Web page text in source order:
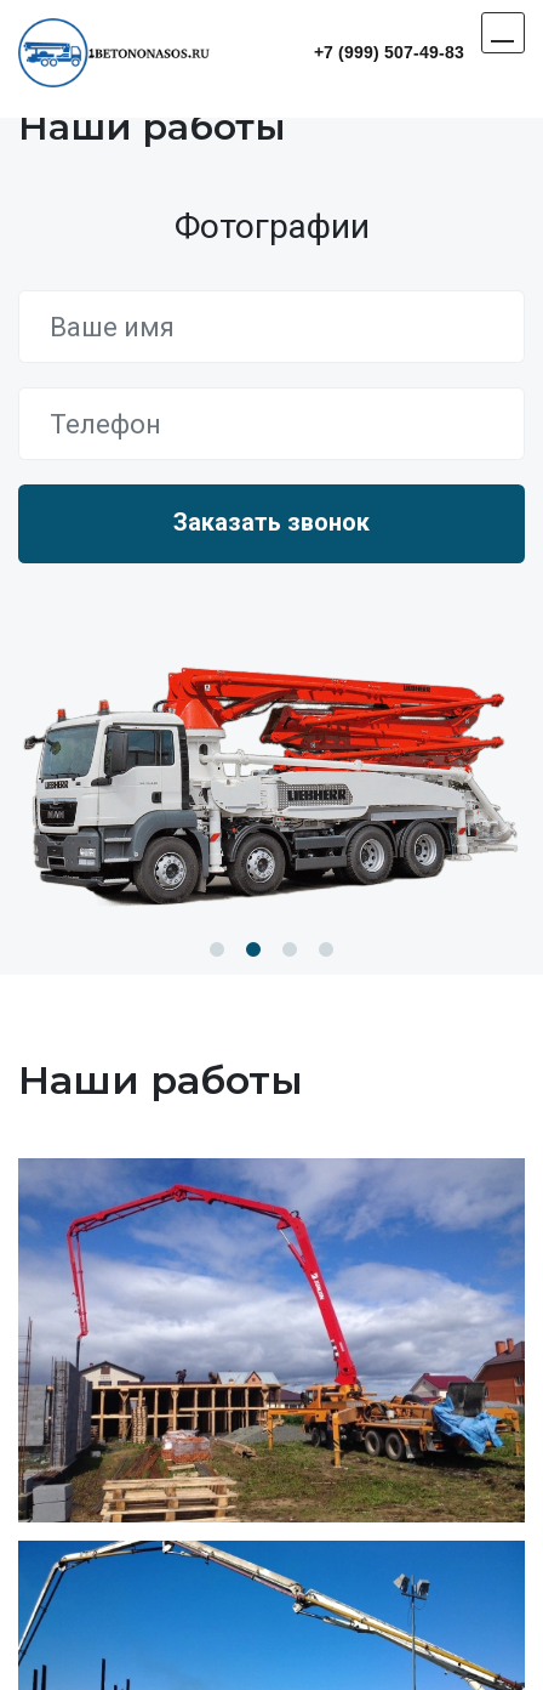
+7 (999) 507-49-83
Наши работы
Фотографии
Наши работы